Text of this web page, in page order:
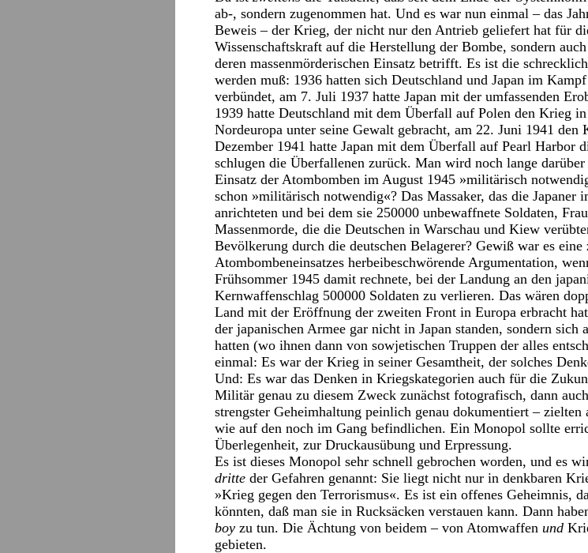
ab-, sondern zugenommen hat. Und es war nun einmal – das
Beweis – der Krieg, der nicht nur den Antrieb geliefert hat für
Wissenschaftskraft auf die Herstellung der Bombe, sondern
deren massenmörderischen Einsatz betrifft. Es ist die
werden muß: 1936 hatten sich Deutschland und Japan im
verbündet, am 7. Juli 1937 hatte Japan mit der umfassenden
1939 hatte Deutschland mit dem Überfall auf Polen den Krieg
Nordeuropa unter seine Gewalt gebracht, am 22. Juni 1941
Dezember 1941 hatte Japan mit dem Überfall auf Pearl Harbor
schlugen die Überfallenen zurück. Man wird noch lange
Einsatz der Atombomben im August 1945 »militärisch
schon »militärisch notwendig«? Das Massaker, das die Japaner
anrichteten und bei dem sie 250000 unbewaffnete Soldaten,
Massenmorde, die die Deutschen in Warschau und Kiew
Bevölkerung durch die deutschen Belagerer? Gewiß war es
Atombombeneinsatzes herbeibeschwörende Argumentation,
Frühsommer 1945 damit rechnete, bei der Landung an den
Kernwaffenschlag 500000 Soldaten zu verlieren. Das wären
Land mit der Eröffnung der zweiten Front in Europa erbracht
der japanischen Armee gar nicht in Japan standen, sondern sich
hatten (wo ihnen dann von sowjetischen Truppen der alles
einmal: Es war der Krieg in seiner Gesamtheit, der solches
Und: Es war das Denken in Kriegskategorien auch für die
Militär genau zu diesem Zweck zunächst fotografisch, dann
strengster Geheimhaltung peinlich genau dokumentiert –
wie auf den noch im Gang befindlichen. Ein Monopol sollte
Überlegenheit, zur Druckausübung und Erpressung.
Es ist dieses Monopol sehr schnell gebrochen worden, und es
dritte der Gefahren genannt: Sie liegt nicht nur in denkbaren
»Krieg gegen den Terrorismus«. Es ist ein offenes Geheimnis,
könnten, daß man sie in Rucksäcken verstauen kann. Dann
boy zu tun. Die Ächtung von beidem – von Atomwaffen und
gebieten.